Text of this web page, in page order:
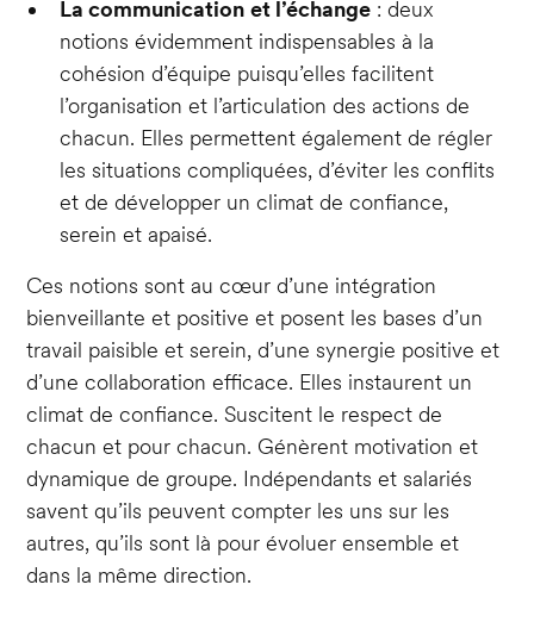
La communication et l’échange : deux
notions évidemment indispensables à la
cohésion d’équipe puisqu’elles facilitent
l’organisation et l’articulation des actions de
chacun. Elles permettent également de régler
les situations compliquées, d’éviter les conflits
et de développer un climat de confiance,
serein et apaisé.
Ces notions sont au cœur d’une intégration
bienveillante et positive et posent les bases d’un
travail paisible et serein, d’une synergie positive et
d’une collaboration efficace. Elles instaurent un
climat de confiance. Suscitent le respect de
chacun et pour chacun. Génèrent motivation et
dynamique de groupe. Indépendants et salariés
savent qu’ils peuvent compter les uns sur les
autres, qu’ils sont là pour évoluer ensemble et
dans la même direction.